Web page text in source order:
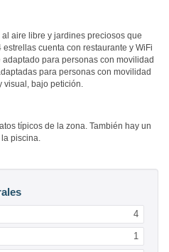
aire libre y jardines preciosos que
cuenta con restaurante y WiFi
para personas con movilidad
para personas con movilidad
visual, bajo petición.
típicos de la zona. También hay un
piscina.
4
1